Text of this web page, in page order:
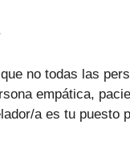
no todas las
empática,
a es tu puesto